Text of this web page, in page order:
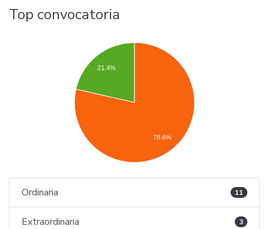
Top convocatoria
21.4%
78.6%
Ordinaria 11
Extraordinaria 3